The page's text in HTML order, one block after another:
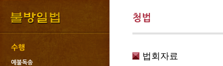
보시의 대상
보시의 청정
보시관련법문
불자예절
보호명상
위빳사나
오시는 길
수행
예불독송
청법
법회자료